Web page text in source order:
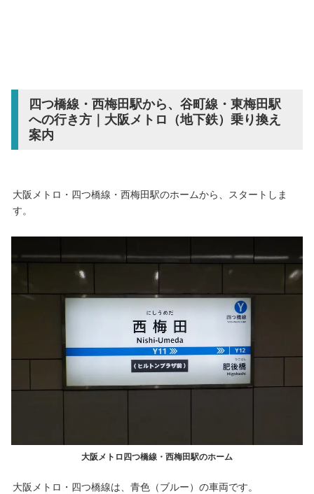
四つ橋線・西梅田駅から、谷町線・東梅田駅
への行き方｜大阪メトロ（地下鉄）乗り換え
案内
大阪メトロ・四つ橋線・西梅田駅のホームから、スタートしま
す。
大阪メトロ四つ橋線・西梅田駅のホーム
大阪メトロ・四つ橋線は、青色（ブルー）の車両です。